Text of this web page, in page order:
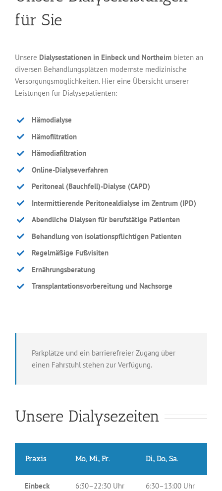
für Sie
Unsere Dialysestationen in Einbeck und Northeim bieten an
diversen Behandlungsplätzen modernste medizinische
Versorgungsmöglichkeiten. Hier eine Übersicht unserer
Leistungen für Dialysepatienten:
Hämodialyse
Hämofiltration
Hämodiafiltration
Online-Dialyseverfahren
Peritoneal (Bauchfell)-Dialyse (CAPD)
Intermittierende Peritonealdialyse im Zentrum (IPD)
Abendliche Dialysen für berufstätige Patienten
Behandlung von isolationspflichtigen Patienten
Regelmäßige Fußvisiten
Ernährungsberatung
Transplantationsvorbereitung und Nachsorge
Parkplätze und ein barrierefreier Zugang über
einen Fahrstuhl stehen zur Verfügung.
Unsere Dialysezeiten
Praxis Mo., Mi., Fr. Di., Do., Sa.
Einbeck 6:30–22:30 Uhr 6:30–13:00 Uhr